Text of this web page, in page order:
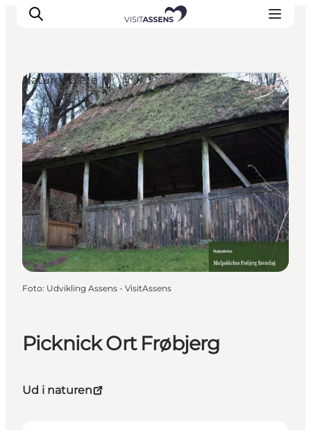
Unterkünfte
Erlebnisse
Essen & trinken
Veranstaltungen
Öffnungszeiten
Picknick Ort Frøbjerg
Ud i naturen
Naturgebiete
Foto: Udvikling Assens - VisitAssens